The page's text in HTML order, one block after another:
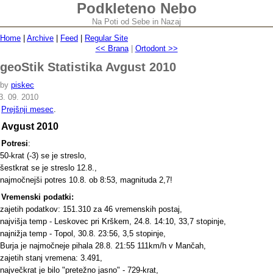
Podkleteno Nebo
Na Poti od Sebe in Nazaj
Home
Archive Feed
Regular Site
<< Brana| Ortodont >>
geoStik Statistika Avgust 2010
by piskec
09. 2010
Prejšnji mesec.
Avgust 2010
Potresi:
50-krat (-3) se je streslo,
šestkrat se je streslo 12.8.,
najmočnejši potres 10.8. ob 8:53, magnituda 2,7!
Vremenski podatki:
zajetih podatkov: 151.310 za 46 vremenskih postaj,
najvišja temp - Leskovec pri Krškem, 24.8. 14:10, 33,7 stopinje,
najnižja temp - Topol, 30.8. 23:56, 3,5 stopinje,
Burja je najmočneje pihala 28.8. 21:55 111km/h v Mančah,
zajetih stanj vremena: 3.491,
največkrat je bilo "pretežno jasno" - 729-krat,